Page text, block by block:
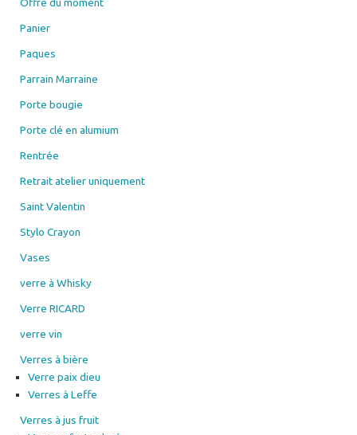
Paques
Parrain Marraine
Porte bougie
Porte clé en alumium
Rentrée
Retrait atelier uniquement
Saint Valentin
Stylo Crayon
Vases
verre à Whisky
Verre RICARD
verre vin
Verres à bière
Verre paix dieu
Verres à jus fruit
Verre enfant coloré